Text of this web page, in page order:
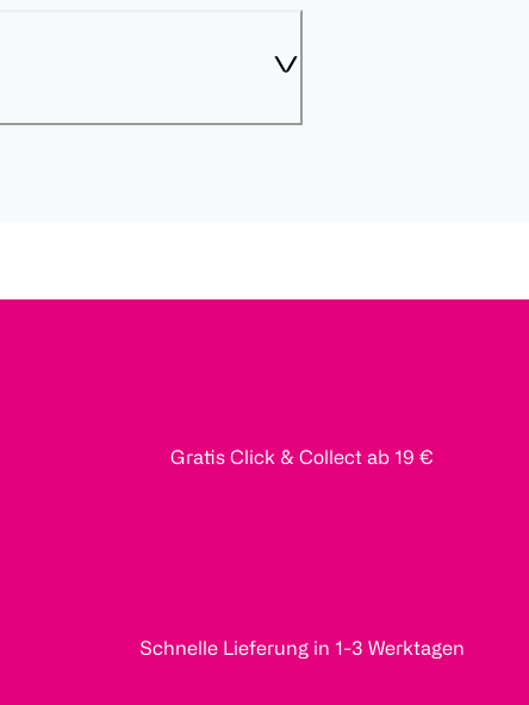
Gratis Click & Collect ab 19 €
Schnelle Lieferung in 1-3 Werktagen